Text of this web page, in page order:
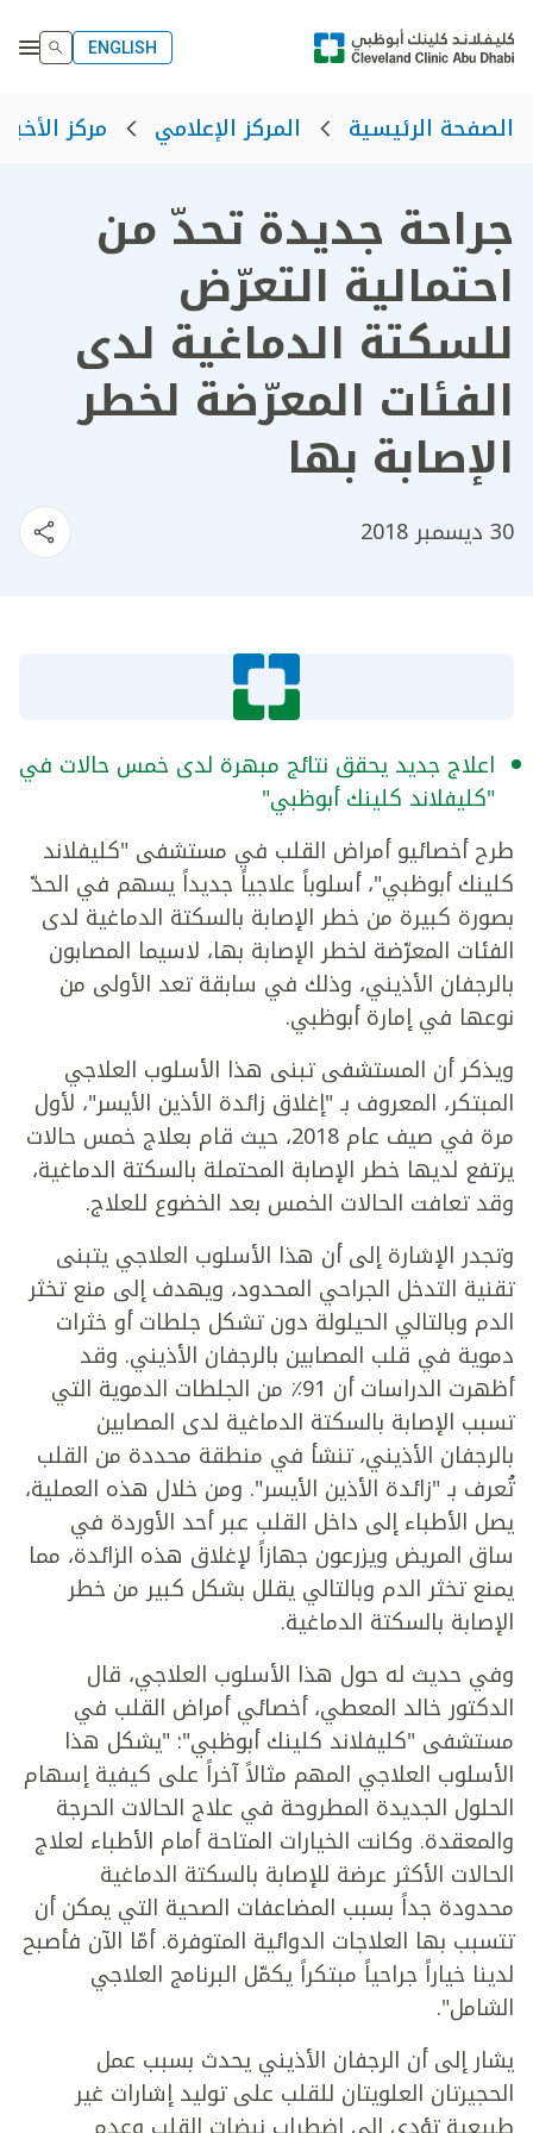
ENGLISH
الصفحة الرئيسية المركز الإعلامي مركز الأخبار
جراحة جديدة تحدّ من
احتمالية التعرّض
للسكتة الدماغية لدى
الفئات المعرّضة لخطر
الإصابة بها
30 ديسمبر 2018
اعلاج جديد يحقق نتائج مبهرة لدى خمس حالات في
"كليفلاند كلينك أبوظبي"
طرح أخصائيو أمراض القلب في مستشفى "كليفلاند
كلينك أبوظبي"، أسلوباً علاجياً جديداً يسهم في الحدّ
بصورة كبيرة من خطر الإصابة بالسكتة الدماغية لدى
الفئات المعرّضة لخطر الإصابة بها، لاسيما المصابون
بالرجفان الأذيني، وذلك في سابقة تعد الأولى من
نوعها في إمارة أبوظبي.
ويذكر أن المستشفى تبنى هذا الأسلوب العلاجي
المبتكر، المعروف بـ "إغلاق زائدة الأذين الأيسر"، لأول
مرة في صيف عام 2018، حيث قام بعلاج خمس حالات
يرتفع لديها خطر الإصابة المحتملة بالسكتة الدماغية،
وقد تعافت الحالات الخمس بعد الخضوع للعلاج.
وتجدر الإشارة إلى أن هذا الأسلوب العلاجي يتبنى
تقنية التدخل الجراحي المحدود، ويهدف إلى منع تخثر
الدم وبالتالي الحيلولة دون تشكل جلطات أو خثرات
دموية في قلب المصابين بالرجفان الأذيني. وقد
أظهرت الدراسات أن 91٪ من الجلطات الدموية التي
تسبب الإصابة بالسكتة الدماغية لدى المصابين
بالرجفان الأذيني، تنشأ في منطقة محددة من القلب
تُعرف بـ "زائدة الأذين الأيسر". ومن خلال هذه العملية،
يصل الأطباء إلى داخل القلب عبر أحد الأوردة في
ساق المريض ويزرعون جهازاً لإغلاق هذه الزائدة، مما
يمنع تخثر الدم وبالتالي يقلل بشكل كبير من خطر
الإصابة بالسكتة الدماغية.
وفي حديث له حول هذا الأسلوب العلاجي، قال
الدكتور خالد المعطي، أخصائي أمراض القلب في
مستشفى "كليفلاند كلينك أبوظبي": "يشكل هذا
الأسلوب العلاجي المهم مثالاً آخراً على كيفية إسهام
الحلول الجديدة المطروحة في علاج الحالات الحرجة
والمعقدة. وكانت الخيارات المتاحة أمام الأطباء لعلاج
الحالات الأكثر عرضة للإصابة بالسكتة الدماغية
محدودة جداً بسبب المضاعفات الصحية التي يمكن أن
تتسبب بها العلاجات الدوائية المتوفرة. أمّا الآن فأصبح
لدينا خياراً جراحياً مبتكراً يكمّل البرنامج العلاجي
الشامل".
يشار إلى أن الرجفان الأذيني يحدث بسبب عمل
الحجيرتان العلويتان للقلب على توليد إشارات غير